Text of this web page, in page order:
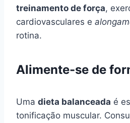
treinamento de força,
cardiovasculares e
rotina.
Alimente-se de
Uma dieta balanceada é
tonificação muscular.